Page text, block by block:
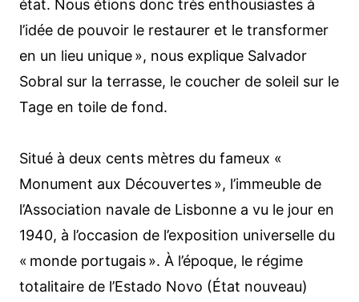
état. Nous étions donc très enthousiastes à
l’idée de pouvoir le restaurer et le transformer
en un lieu unique », nous explique Salvador
Sobral sur la terrasse, le coucher de soleil sur le
Tage en toile de fond.
Situé à deux cents mètres du fameux «
Monument aux Découvertes », l’immeuble de
l’Association navale de Lisbonne a vu le jour en
1940, à l’occasion de l’exposition universelle du
« monde portugais ». À l’époque, le régime
totalitaire de l’Estado Novo (État nouveau)